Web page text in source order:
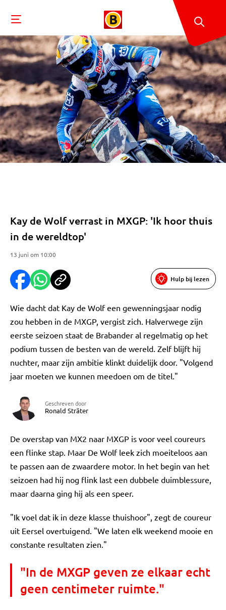
Kay de Wolf verrast in MXGP: 'Ik hoor thuis
in de wereldtop'
13 juni om 10:00
Hulp bij lezen
Wie dacht dat Kay de Wolf een gewenningsjaar nodig
zou hebben in de MXGP, vergist zich. Halverwege zijn
eerste seizoen staat de Brabander al regelmatig op het
podium tussen de besten van de wereld. Zelf blijft hij
nuchter, maar zijn ambitie klinkt duidelijk door. "Volgend
jaar moeten we kunnen meedoen om de titel."
Geschreven door
Ronald Sträter
De overstap van MX2 naar MXGP is voor veel coureurs
een flinke stap. Maar De Wolf leek zich moeiteloos aan
te passen aan de zwaardere motor. In het begin van het
seizoen had hij nog flink last een dubbele duimblessure,
maar daarna ging hij als een speer.
"Ik voel dat ik in deze klasse thuishoor", zegt de coureur
uit Eersel overtuigend. "We laten elk weekend mooie en
constante resultaten zien."
"In de MXGP geven ze elkaar echt
geen centimeter ruimte."